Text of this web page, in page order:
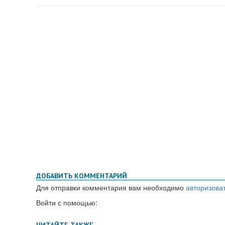
ДОБАВИТЬ КОММЕНТАРИЙ
Для отправки комментария вам необходимо
Войти с помощью: